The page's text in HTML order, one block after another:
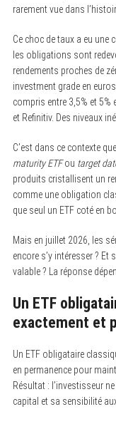
rarement vue dans
Ce choc de taux a eu une
les obligations sont
rendements proches de
investment grade en
compris entre 3,5% et 5%
et Refinitiv. Des niveaux
C’est dans ce contexte
maturity ETFou target
produits cristallisent un
comme une obligation
que seul un ETF coté en
Mais en juillet 2026, les
encore s’y intéresser ?
valable ? La réponse
Un ETF
exactement et
Un ETF obligataire
en permanence pour
Résultat : l’investisseur
capital et sa sensibilité